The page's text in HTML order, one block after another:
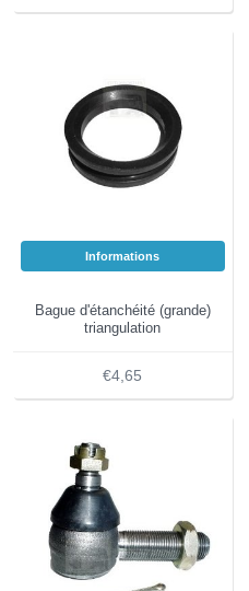
Informations
Bague d'étanchéité (grande)
triangulation
€4,65